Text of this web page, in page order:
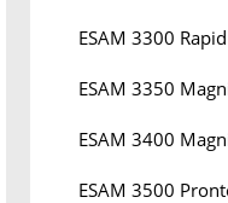
ESAM 3300
ESAM 3350
ESAM 3400
ESAM 3500